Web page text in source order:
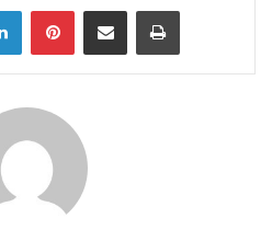
LinkedInPinterestShare via Email Print